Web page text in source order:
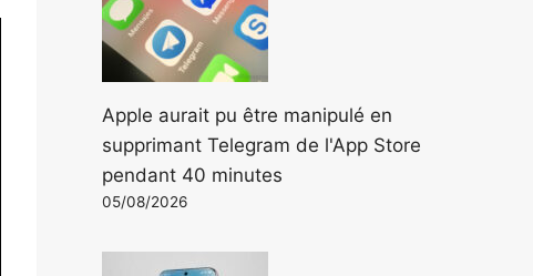
Apple aurait pu être manipulé en
supprimant Telegram de l'App Store
pendant 40 minutes
05/08/2026